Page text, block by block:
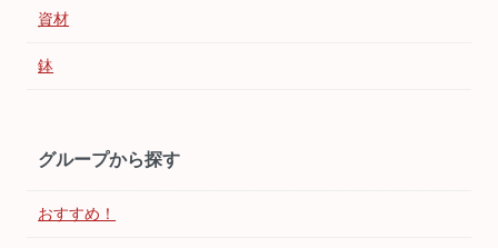
資材
鉢
グループから探す
おすすめ！